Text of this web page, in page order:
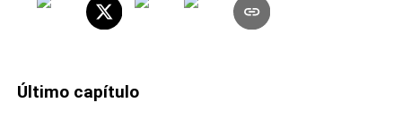
Último capítulo